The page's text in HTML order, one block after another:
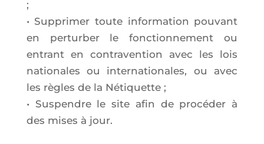
;
• Sup­pri­mer toute infor­ma­tion pou­vant
en per­tur­ber le fonc­tion­ne­ment ou
entrant en contra­ven­tion avec les lois
natio­nales ou inter­na­tio­nales, ou avec
les règles de la Néti­quette ;
• Sus­pendre le site afin de pro­cé­der à
des mises à jour.